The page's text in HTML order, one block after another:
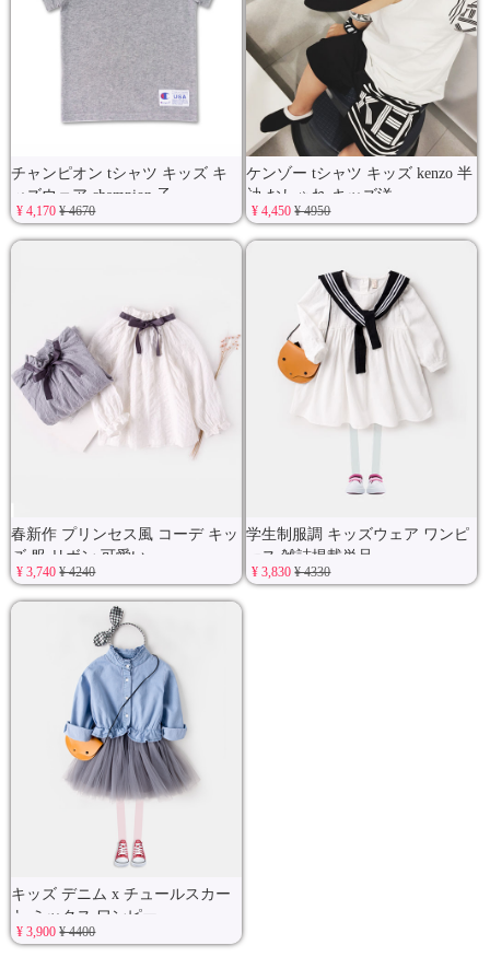
チャンピオン tシャツ キッズ キ
ッズウェア champion 子
¥ 4,170¥ 4670
ケンゾー tシャツ キッズ kenzo 半
袖 おしゃれ キッズ洋
¥ 4,450¥ 4950
春新作 プリンセス風 コーデ キッ
ズ 服 リボン 可愛い
¥ 3,740¥ 4240
学生制服調 キッズウェア ワンピ
ース 雑誌掲載単品
¥ 3,830¥ 4330
キッズ デニム x チュールスカー
ト ミックス ワンピー
¥ 3,900¥ 4400